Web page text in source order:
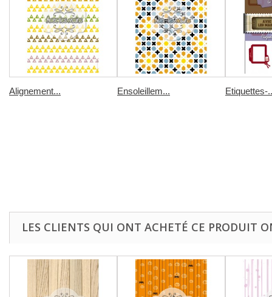
Alignement... Ensoleillem... Etiquettes-
LES CLIENTS QUI ONT ACHETÉ CE PRODUIT